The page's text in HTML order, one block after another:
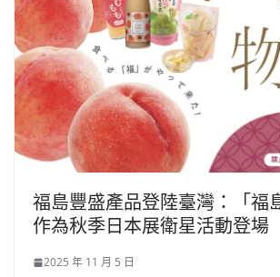
福島豐盛產品登陸臺灣：「福
作為秋季日本展衛星活動登場
2025 年 11 月 5 日